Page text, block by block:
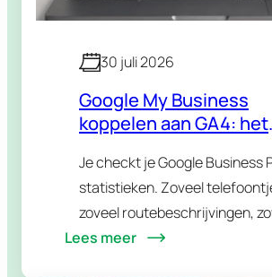
30 juli 2026
Google My Business
koppelen aan GA4: het
(2026)
Je checkt je Google Business
statistieken. Zoveel
zoveel routebeschrijvingen,
klikks naar je website. Daarna
Lees meer